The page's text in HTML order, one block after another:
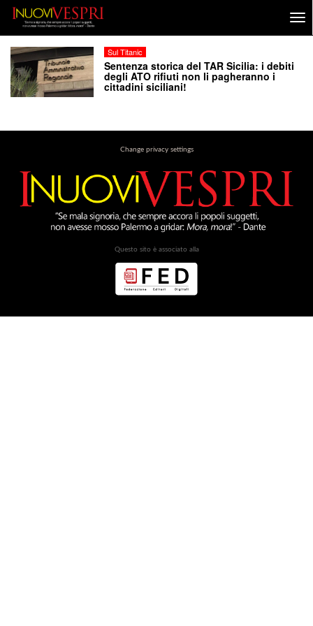
Sul Titanic
Sentenza storica del TAR Sicilia: i debiti
degli ATO rifiuti non li pagheranno i
cittadini siciliani!
Change privacy settings
Questo sito è associato alla